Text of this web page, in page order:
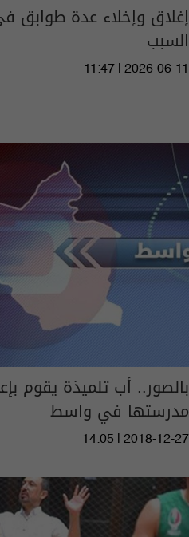
إغلاق وإخلاء عدة طوابق
السبب
11:47 | 2026-06-11
بالصور.. أب تلميذة يقوم
مدرستها في واسط
14:05 | 2018-12-27